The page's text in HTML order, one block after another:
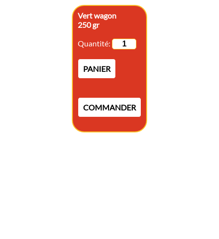
Vert wagon
250 gr
Quantité:
PANIER
COMMANDER